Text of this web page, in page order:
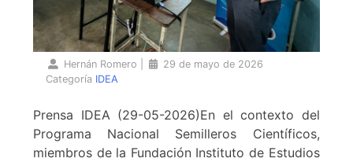
Hernán Romero
29 de mayo de 2026
Categoría IDEA
Prensa IDEA (29-05-2026)En el contexto del
Programa Nacional Semilleros Científicos,
miembros de la Fundación Instituto de Estudios